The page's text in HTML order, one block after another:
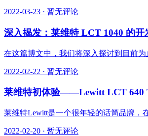
2022-03-23 · 暂无评论
深入揭发：莱维特 LCT 1040 的开
在这篇博文中，我们将深入探讨到目前
2022-02-22 · 暂无评论
莱维特初体验——Lewitt LCT 640
莱维特Lewitt是一个很年轻的话筒品牌，
2022-02-20 · 暂无评论